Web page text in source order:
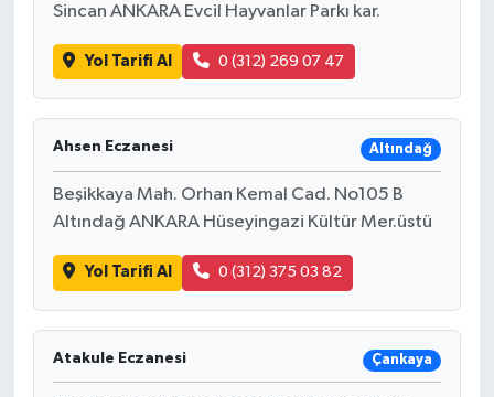
Sincan ANKARA Evcil Hayvanlar Parkı kar.
Yol Tarifi Al 0 (312) 269 07 47
Ahsen Eczanesi Altındağ
Beşikkaya Mah. Orhan Kemal Cad. No105 B
Altındağ ANKARA Hüseyingazi Kültür Mer.üstü
Yol Tarifi Al 0 (312) 375 03 82
Atakule Eczanesi Çankaya